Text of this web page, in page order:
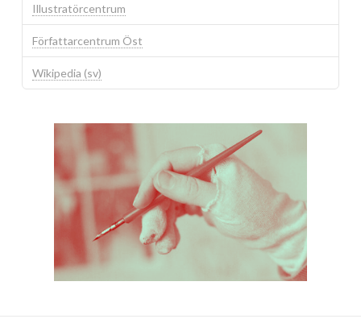
Illustratörcentrum
Författarcentrum Öst
Wikipedia (sv)